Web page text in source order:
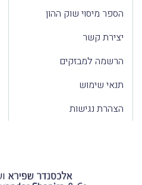
הספר מיסוי שוק ההון
יצירת קשר
הרשמה למבזקים
תנאי שימוש
הצהרת נגישות